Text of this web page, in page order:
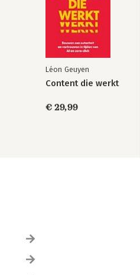
Léon Geuyen
Content die werkt
€ 29,99